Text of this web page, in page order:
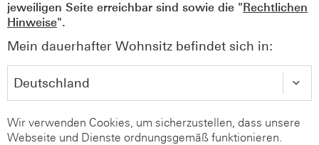
jeweiligen Seite erreichbar sind sowie die "Rechtlichen
Hinweise".
Mein dauerhafter Wohnsitz befindet sich in:
Wir verwenden Cookies, um sicherzustellen, dass unsere
Webseite und Dienste ordnungsgemäß funktionieren.